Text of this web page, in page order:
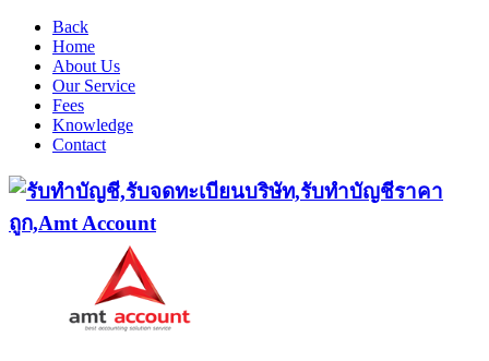
Back
Home
About Us
Our Service
Fees
Knowledge
Contact